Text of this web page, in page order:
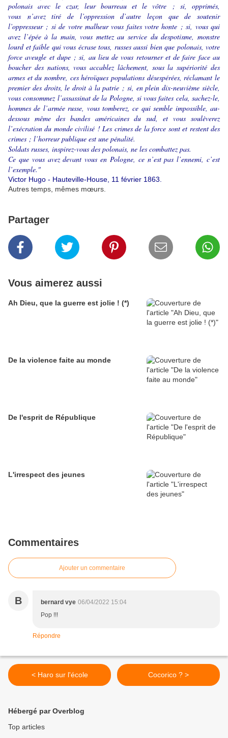
polonais avec le czar, leur bourreau et le vôtre ; si, opprimés,
vous n’avez tiré de l’oppression d’autre leçon que de soutenir
l’oppresseur ; si de votre malheur vous faites votre honte ; si, vous qui
avez l’épée à la main, vous mettez au service du despotisme, monstre
lourd et faible qui vous écrase tous, russes aussi bien que polonais, votre
force aveugle et dupe ; si, au lieu de vous retourner et de faire face au
boucher des nations, vous accablez lâchement, sous la supériorité des
armes et du nombre, ces héroïques populations désespérées, réclamant le
premier des droits, le droit à la patrie ; si, en plein dix-neuvième siècle,
vous consommez l’assassinat de la Pologne, si vous faites cela, sachez-le,
hommes de l’armée russe, vous tomberez, ce qui semble impossible, au-
dessous même des bandes américaines du sud, et vous soulèverez
l’exécration du monde civilisé ! Les crimes de la force sont et restent des
crimes ; l’horreur publique est une pénalité.
Soldats russes, inspirez-vous des polonais, ne les combattez pas.
Ce que vous avez devant vous en Pologne, ce n’est pas l’ennemi, c’est
l’exemple."
Victor Hugo - Hauteville-House, 11 février 1863.
Autres temps, mêmes mœurs.
Partager
Vous aimerez aussi
Ah Dieu, que la guerre est jolie ! (*)
De la violence faite au monde
De l'esprit de République
L'irrespect des jeunes
Commentaires
Ajouter un commentaire
B bernard vye 06/04/2022 15:04
Pop !!!
Répondre
< Haro sur l'école Cocorico ? >
Hébergé par Overblog
Top articles